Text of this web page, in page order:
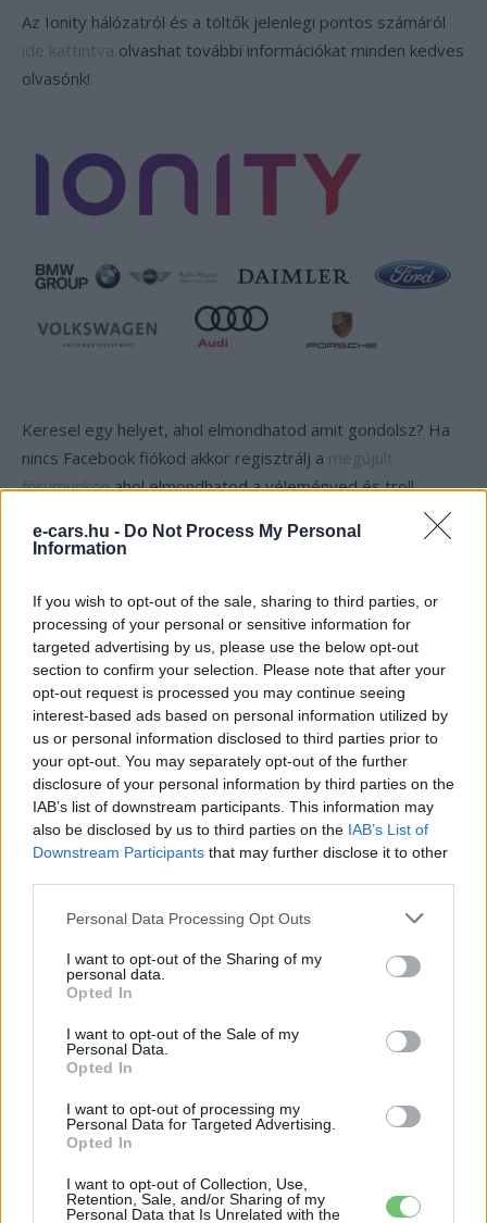
e-cars.hu - Do Not Process My Personal
Information
If you wish to opt-out of the sale, sharing to third parties, or
processing of your personal or sensitive information for
targeted advertising by us, please use the below opt-out
section to confirm your selection. Please note that after your
opt-out request is processed you may continue seeing
interest-based ads based on personal information utilized by
us or personal information disclosed to third parties prior to
your opt-out. You may separately opt-out of the further
disclosure of your personal information by third parties on the
IAB’s list of downstream participants. This information may
also be disclosed by us to third parties on the IAB’s List of
Downstream Participants that may further disclose it to other
Personal Data Processing Opt Outs
I want to opt-out of the Sharing of my
personal data.
Opted In
I want to opt-out of the Sale of my
Personal Data.
Opted In
I want to opt-out of processing my
Personal Data for Targeted Advertising.
Opted In
I want to opt-out of Collection, Use,
Retention, Sale, and/or Sharing of my
Personal Data that Is Unrelated with the
Az Ionity hálózatról és a töltők jelenlegi pontos számáról
ide kattintva olvashat további információkat minden kedves
olvasónk!
Keresel egy helyet, ahol elmondhatod amit gondolsz? Ha
nincs Facebook fiókod akkor regisztrálj a megújult
fórumunkonahol elmondhatod a véleményed és troll
“e-cars.hu club, e-autó
tulajdonosoktól, e-autó tulajoknak és rajongóknak,
Kövesd az e-cars.hu-t a Facebookon is, további
tartalmakért!
CÍMKÉK 350 kW Dánia Ionity Töltő Villámtöltő
Eriqo
Főállásban Informatikus kocka, de lelkében elkötelezett gamer,